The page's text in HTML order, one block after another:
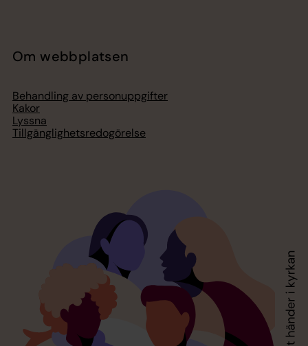
Om webbplatsen
Behandling av personuppgifter
Kakor
Lyssna
Tillgänglighetsredogörelse